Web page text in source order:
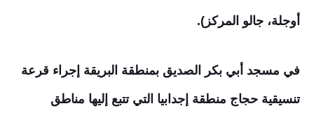
أوجلة، جالو المركز).
في مسجد أبي بكر الصديق بمنطقة البريقة إجراء قرعة
تنسيقية حجاج منطقة إجدابيا التي تتبع إليها مناطق